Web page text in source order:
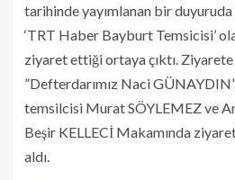
tarihinde yayımlanan bir
‘TRT Haber Bayburt Temsicisi’
ziyaret ettiği ortaya çıktı.
”Defterdarımız Naci
temsilcisi Murat SÖYLEMEZ ve
Beşir KELLECİ Makamında
aldı.